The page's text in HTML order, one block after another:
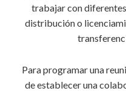
trabajar con
distribución o
Para programar una
de establecer una